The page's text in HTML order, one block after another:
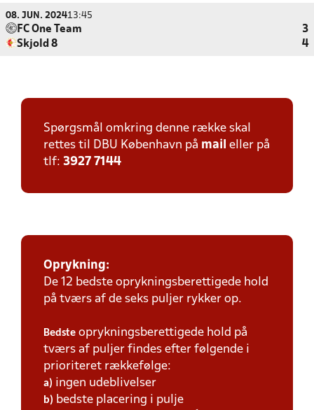
08. JUN. 202413:45
FC One Team
3
Skjold 8
4
Spørgsmål omkring denne række skal
rettes til DBU København på mail eller på
tlf: 3927 7144
Oprykning:
De 12 bedste oprykningsberettigede hold
på tværs af de seks puljer rykker op.
Bedste oprykningsberettigede hold på
tværs af puljer findes efter følgende i
prioriteret rækkefølge:
a) ingen udeblivelser
b) bedste placering i pulje